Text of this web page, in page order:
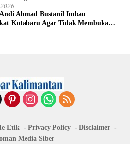
2026
Ahmad Bustanil Imbau
Kotabaru Agar Tidak Membuka
Etik Privacy Policy
Disclaimer
Media Siber